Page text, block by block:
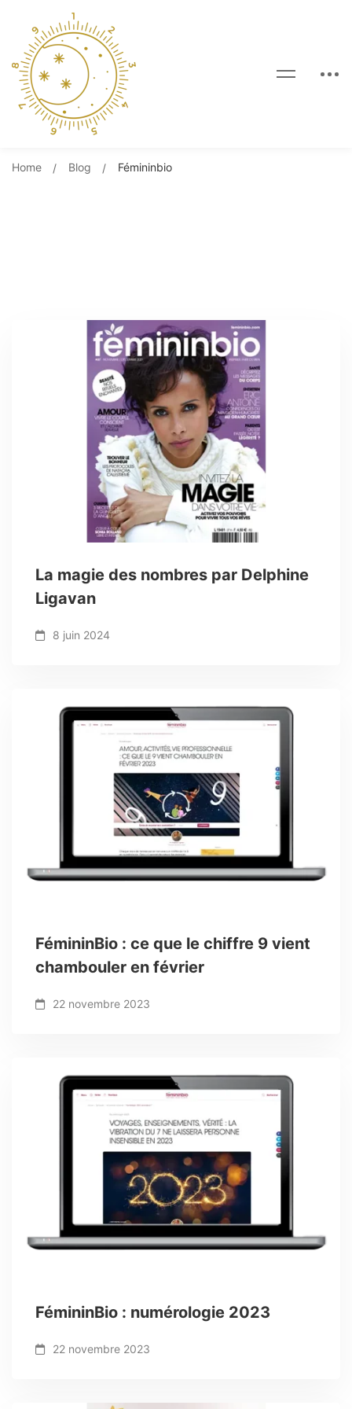
Home Blog Fémininbio
La magie des nombres par Delphine
Ligavan
8 juin 2024
FémininBio : ce que le chiffre 9 vient
chambouler en février
22 novembre 2023
FémininBio : numérologie 2023
22 novembre 2023